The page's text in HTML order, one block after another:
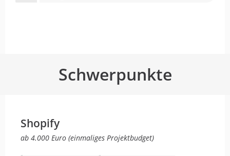
Schwerpunkte
Shopify
ab 4.000 Euro (einmaliges Projektbudget)